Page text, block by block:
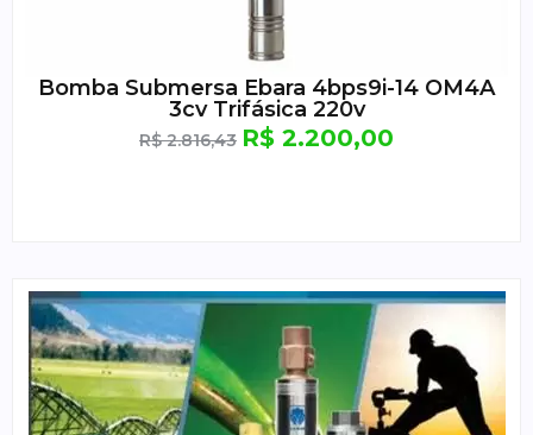
Bomba Submersa Ebara 4bps9i-14 OM4A
3cv Trifásica 220v
R$2.816,43 R$ 2.200,00